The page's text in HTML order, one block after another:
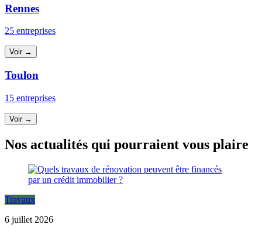
Rennes
25 entreprises
Voir →
Toulon
15 entreprises
Voir →
Nos actualités qui pourraient vous plaire
Travaux
6 juillet 2026